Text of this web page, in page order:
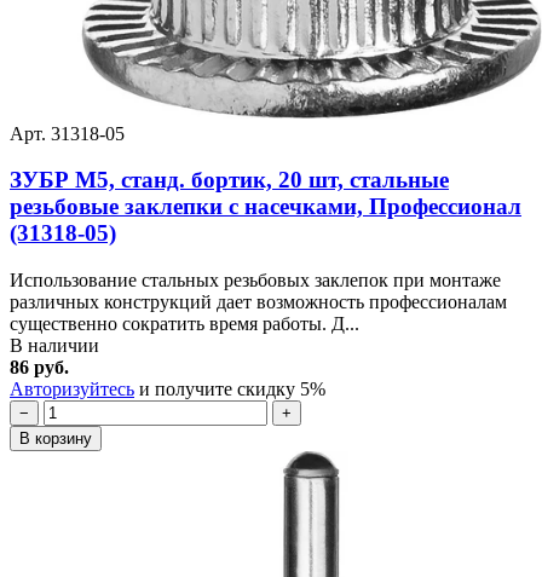
Арт. 31318-05
ЗУБР М5, станд. бортик, 20 шт, стальные
резьбовые заклепки с насечками, Профессионал
(31318-05)
Использование стальных резьбовых заклепок при монтаже
различных конструкций дает возможность профессионалам
существенно сократить время работы. Д...
В наличии
86 руб.
Авторизуйтесь и получите скидку 5%
−
+
В корзину